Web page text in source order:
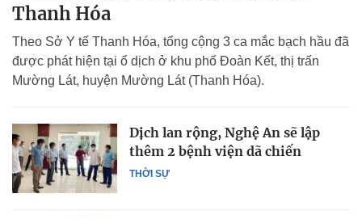
Thanh Hóa
Theo Sở Y tế Thanh Hóa, tổng cộng 3 ca mắc bạch hầu đã
được phát hiện tại ổ dịch ở khu phố Đoàn Kết, thị trấn
Mường Lát, huyện Mường Lát (Thanh Hóa).
THỜI SỰ
Dịch lan rộng, Nghệ An sẽ lập
thêm 2 bệnh viện dã chiến